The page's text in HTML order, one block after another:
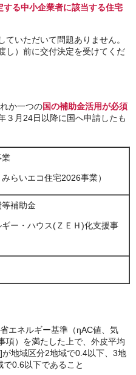
る中小企業者に該当する住宅
いただいて問題ありません。
し）前に交付決定を受けてくだ
か一つの国の補助金活用が必須
３月24日以降に国へ申請したも
業
らいエコ住宅2026事業）
補助金
ギー・ハウス(ＺＥＨ)化支援事
エネルギー基準（ηAC値、気
項）を満たした上で、外皮平均
地域区分2地域で0.4以下、3地
0.6以下であること